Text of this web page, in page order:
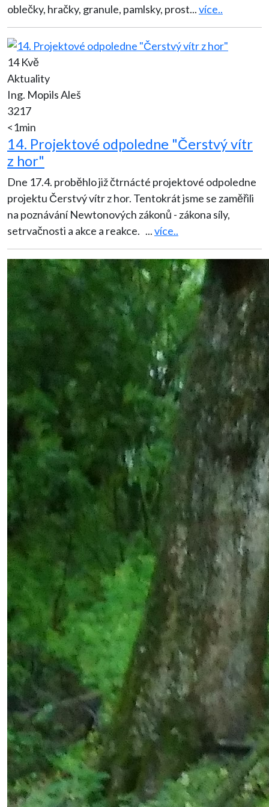
oblečky, hračky, granule, pamlsky, prost...více..
14 Kvě
Aktuality
Ing. Mopils Aleš
3217
<1min
14. Projektové odpoledne "Čerstvý vítr
z hor"
Dne 17.4. proběhlo již čtrnácté projektové odpoledne
projektu Čerstvý vítr z hor. Tentokrát jsme se zaměřili
na poznávání Newtonových zákonů - zákona síly,
setrvačnosti a akce a reakce. ...více..